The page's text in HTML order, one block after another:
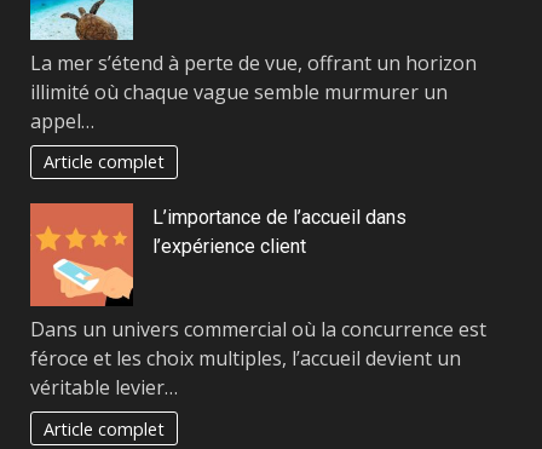
La mer s’étend à perte de vue, offrant un horizon
illimité où chaque vague semble murmurer un
appel…
Article complet
L’importance de l’accueil dans
l’expérience client
Dans un univers commercial où la concurrence est
féroce et les choix multiples, l’accueil devient un
véritable levier…
Article complet